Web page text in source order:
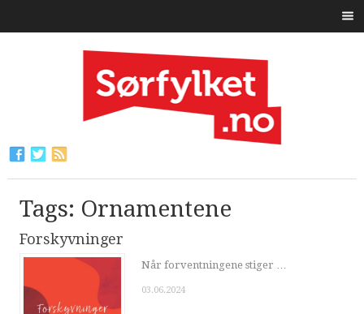
Tags: Ornamentene
Forskyvninger
Når forventningene stiger …
03.06.2024